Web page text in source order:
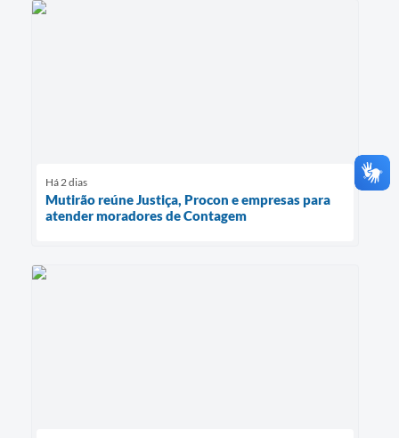
Há 2 dias
Mutirão reúne Justiça, Procon e empresas para
atender moradores de Contagem